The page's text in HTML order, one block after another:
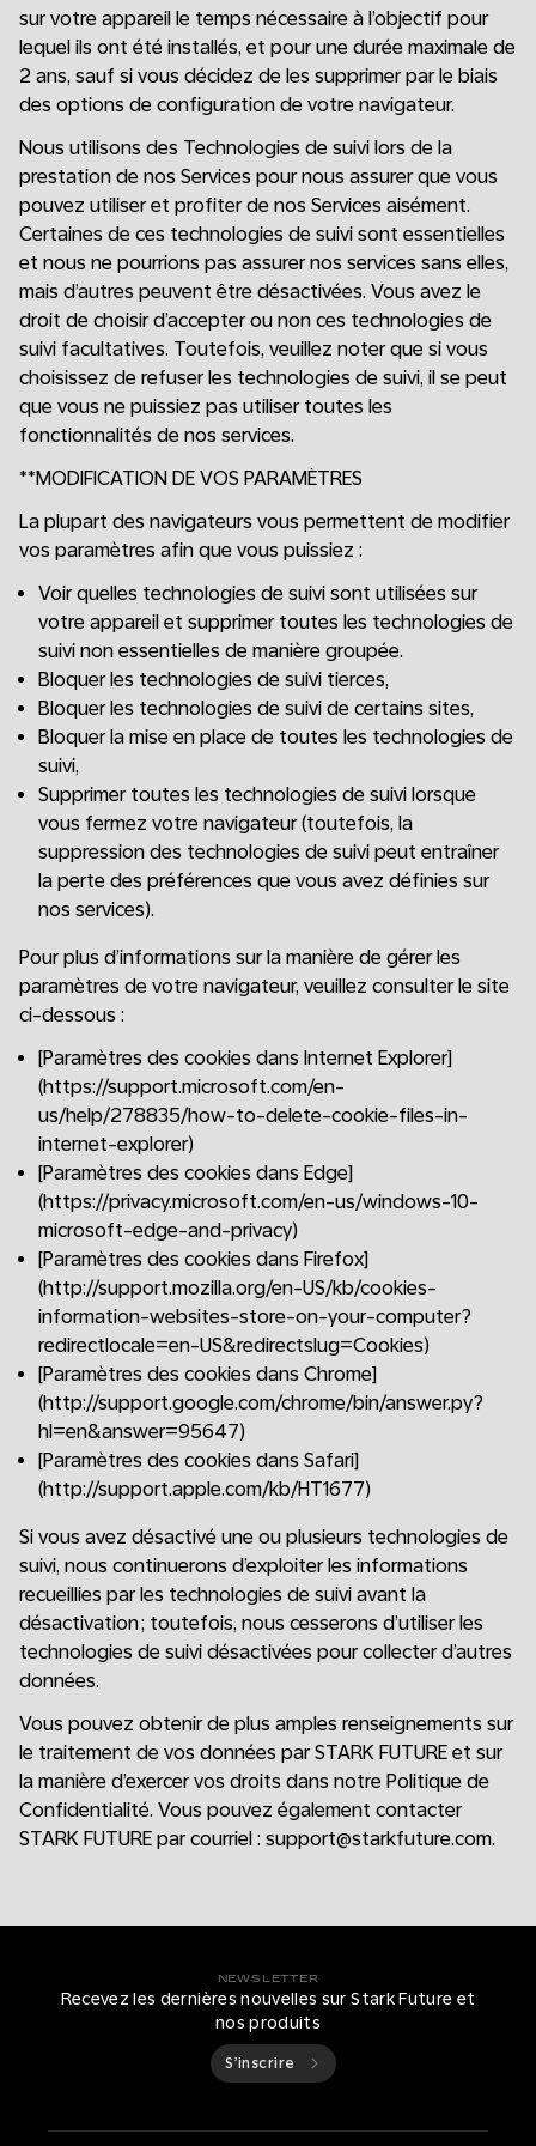
sur votre appareil le temps nécessaire à l’objectif pour
lequel ils ont été installés, et pour une durée maximale de
2 ans, sauf si vous décidez de les supprimer par le biais
des options de configuration de votre navigateur.
Nous utilisons des Technologies de suivi lors de la
prestation de nos Services pour nous assurer que vous
pouvez utiliser et profiter de nos Services aisément.
Certaines de ces technologies de suivi sont essentielles
et nous ne pourrions pas assurer nos services sans elles,
mais d’autres peuvent être désactivées. Vous avez le
droit de choisir d’accepter ou non ces technologies de
suivi facultatives. Toutefois, veuillez noter que si vous
choisissez de refuser les technologies de suivi, il se peut
que vous ne puissiez pas utiliser toutes les
fonctionnalités de nos services.
**MODIFICATION DE VOS PARAMÈTRES
La plupart des navigateurs vous permettent de modifier
vos paramètres afin que vous puissiez :
Voir quelles technologies de suivi sont utilisées sur
votre appareil et supprimer toutes les technologies de
suivi non essentielles de manière groupée.
Bloquer les technologies de suivi tierces,
Bloquer les technologies de suivi de certains sites,
Bloquer la mise en place de toutes les technologies de
suivi,
Supprimer toutes les technologies de suivi lorsque
vous fermez votre navigateur (toutefois, la
suppression des technologies de suivi peut entraîner
la perte des préférences que vous avez définies sur
nos services).
Pour plus d’informations sur la manière de gérer les
paramètres de votre navigateur, veuillez consulter le site
ci-dessous :
[Paramètres des cookies dans Internet Explorer]
(https://support.microsoft.com/en-
us/help/278835/how-to-delete-cookie-files-in-
internet-explorer)
[Paramètres des cookies dans Edge]
(https://privacy.microsoft.com/en-us/windows-10-
microsoft-edge-and-privacy)
[Paramètres des cookies dans Firefox]
(http://support.mozilla.org/en-US/kb/cookies-
information-websites-store-on-your-computer?
redirectlocale=en-US&redirectslug=Cookies)
[Paramètres des cookies dans Chrome]
(http://support.google.com/chrome/bin/answer.py?
hl=en&answer=95647)
[Paramètres des cookies dans Safari]
(http://support.apple.com/kb/HT1677)
Si vous avez désactivé une ou plusieurs technologies de
suivi, nous continuerons d’exploiter les informations
recueillies par les technologies de suivi avant la
désactivation ; toutefois, nous cesserons d’utiliser les
technologies de suivi désactivées pour collecter d’autres
données.
Vous pouvez obtenir de plus amples renseignements sur
le traitement de vos données par STARK FUTURE et sur
la manière d’exercer vos droits dans notre Politique de
Confidentialité. Vous pouvez également contacter
STARK FUTURE par courriel : support@starkfuture.com.
NEWSLETTER
Recevez les dernières nouvelles sur Stark Future et
nos produits
S’inscrire